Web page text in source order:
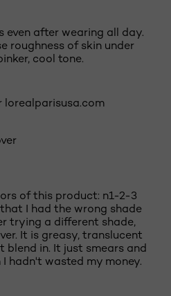
even after wearing all day.
roughness of skin under
cool tone.
lorealparisusa.com
of this product: n1-2-3
I had the wrong shade
trying a different shade,
It is greasy, translucent
blend in. It just smears and
hadn't wasted my money.